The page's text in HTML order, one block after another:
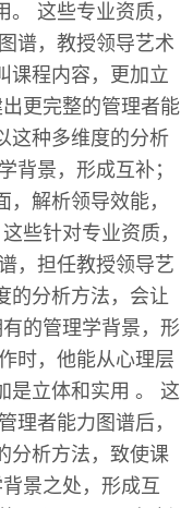
这些专业资质，
谱，教授领导艺术
课程内容，更加立
更完整的管理者能
这种多维度的分析
背景，形成互补；
解析领导效能，
些针对专业资质，
，担任教授领导艺
的分析方法，会让
的管理学背景，形
时，他能从心理层
是立体和实用 。 这
理者能力图谱后，
分析方法，致使课
景之处，形成互